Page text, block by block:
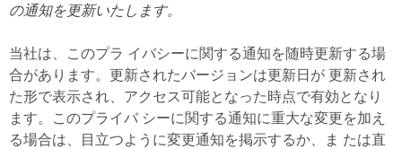
の通知を更新いたします。
当社は、このプラ イバシーに関する通知を随時更新する場
合があります。更新されたバージョンは更新日が 更新され
た形で表示され、アクセス可能となった時点で有効となり
ます。このプライバ シーに関する通知に重大な変更を加え
る場合は、目立つように変更通知を掲示するか、ま たは直